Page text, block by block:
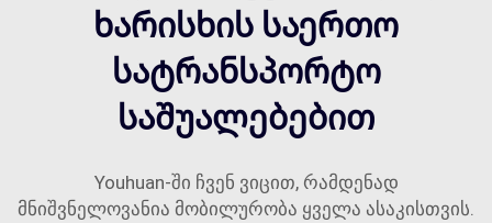
ხარისხის საერთო
სატრანსპორტო
საშუალებებით
Youhuan-ში ჩვენ ვიცით, რამდენად
მნიშვნელოვანია მობილურობა ყველა ასაკისთვის.